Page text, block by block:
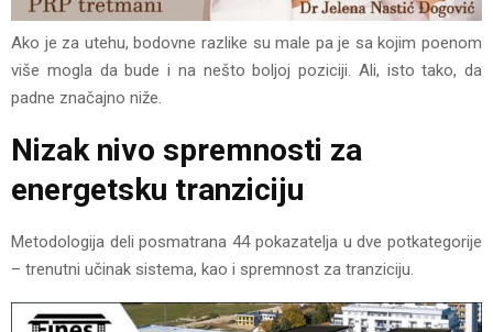
Ako je za utehu, bodovne razlike su male pa je sa kojim poenom
više mogla da bude i na nešto boljoj poziciji. Ali, isto tako, da
padne značajno niže.
Nizak nivo spremnosti za
energetsku tranziciju
Metodologija deli posmatrana 44 pokazatelja u dve potkategorije
– trenutni učinak sistema, kao i spremnost za tranziciju.